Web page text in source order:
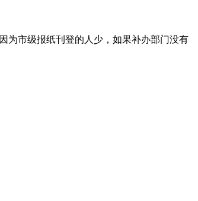
为市级报纸刊登的人少，如果补办部门没有